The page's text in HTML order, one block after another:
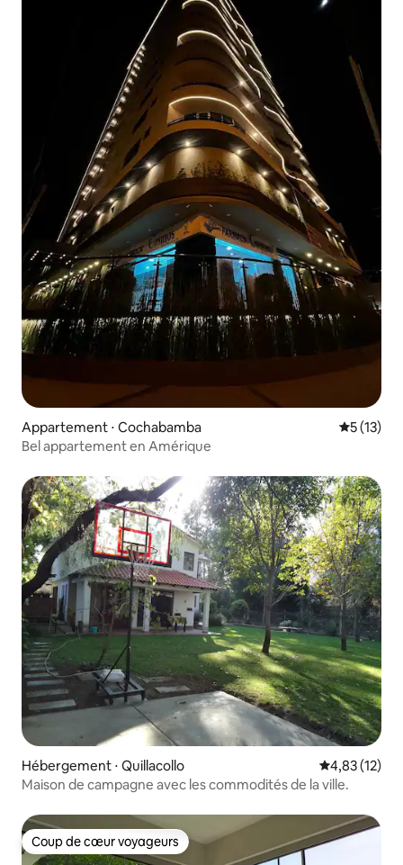
Appartement ⋅ Cochabamba
5 (13)
Bel appartement en Amérique
Hébergement ⋅ Quillacollo Évaluation
4,83 (12)
Maison de campagne avec les commodités de la ville.
Coup de cœur voyageurs
Coup de cœur voyageurs